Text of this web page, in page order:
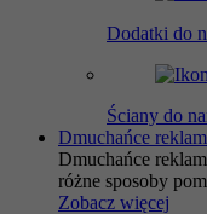
Dodatki do
Ściany do
Dmuchańce
Dmuchańce
różne sposoby
Zobacz więcej